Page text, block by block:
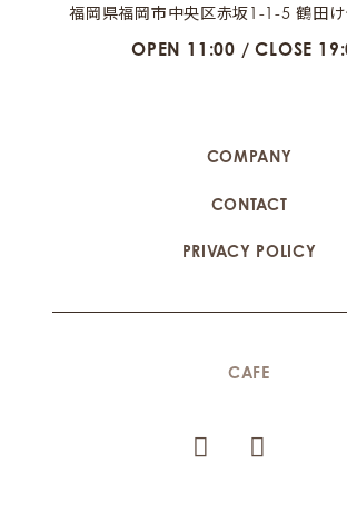
福岡県福岡市中央区赤坂1-1-5 鶴田
OPEN 11:00 / CLOSE
COMPANY
CONTACT
PRIVACY POLICY
CAFE